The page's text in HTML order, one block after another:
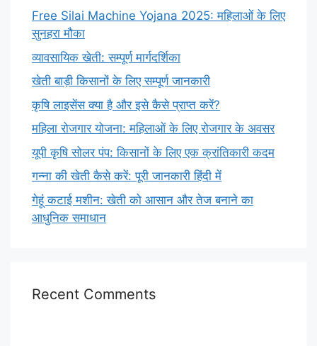
Free Silai Machine Yojana 2025: महिलाओं के लिए
सुनहरा मौका
व्यावसायिक खेती: सम्पूर्ण मार्गदर्शिका
खेती बाड़ी किसानों के लिए सम्पूर्ण जानकारी
कृषि लाइसेंस क्या है और इसे कैसे प्राप्त करें?
महिला रोजगार योजना: महिलाओं के लिए रोजगार के अवसर
यूपी कृषि सोलर पंप: किसानों के लिए एक क्रांतिकारी कदम
गन्ना की खेती कैसे करें: पूरी जानकारी हिंदी में
गेहूं कटाई मशीन: खेती को आसान और तेज बनाने का
आधुनिक समाधान
Recent Comments